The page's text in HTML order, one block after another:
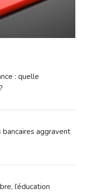
: quelle
bancaires aggravent
l’éducation